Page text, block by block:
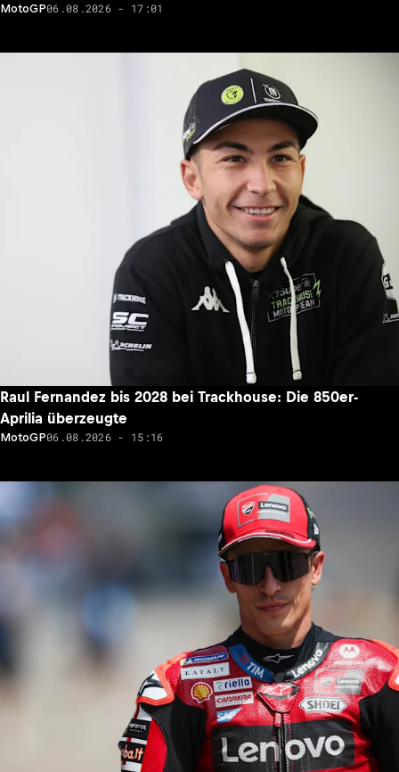
MotoGP06.08.2026 - 17:01
Raul Fernandez bis 2028 bei Trackhouse: Die 850er-
Aprilia überzeugte
MotoGP06.08.2026 - 15:16